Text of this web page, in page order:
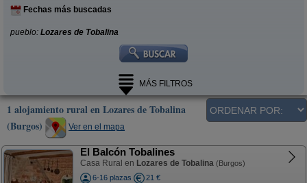
Fechas más buscadas
pueblo: Lozares de Tobalina
MÁS FILTROS
1 alojamiento rural en Lozares de Tobalina
(Burgos)
Ver en el mapa
El Balcón Tobalines
Casa Rural en Lozares de Tobalina (Burgos)
6-16 plazas
21 €